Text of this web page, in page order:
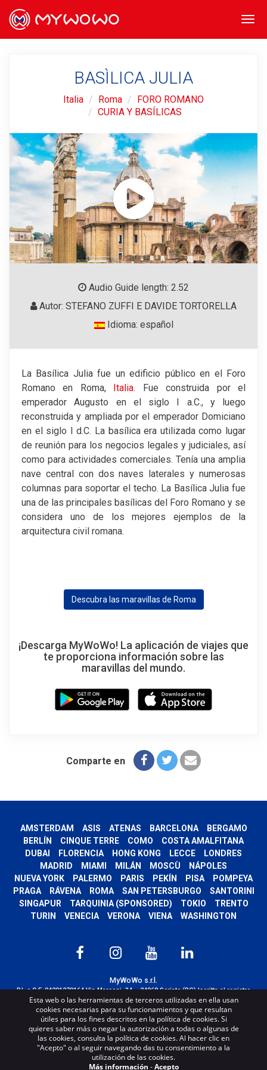
BASÌLICA JULIA
Italia Roma
FORO ROMANO
CURIA Y BASÍLICAS
Audio Guide length: 2.52
Autor: STEFANO ZUFFI E DAVIDE TORTORELLA
Idioma: español
La Basílica Julia fue un edificio público en el Foro
Romano en Roma,
Italia. Fue construida por el
emperador Augusto en el siglo I a.C., y luego
reconstruida y ampliada por el emperador Domiciano
en el siglo I d.C. La basílica era utilizada como lugar
de reunión para los negocios legales y judiciales, así
como para actividades comerciales. Tenía una amplia
nave central con dos naves laterales y numerosas
columnas para soportar el techo. La Basílica Julia fue
una de las principales basílicas del Foro Romano y se
considera uno de los mejores ejemplos de la
arquitectura civil romana.
Descubra las maravillas de Roma
¡Descarga MyWoWo! La aplicación de viajes que
te proporciona información sobre las
maravillas del mundo.
Comparte en
AMSTERDAM ASIS ATENAS BARCELONA
BERGAMO
BERLÍN
CINQUE TERRE COMO
COSTA AMALFITANA
DUBAI
FLORENCIA HONG KONG LECCE
LONDRES
MADRID
MIAMI MILÁN MOSCÙ
NÁPOLES
NUEVA YORK
PALERMO PARIS PEKÍN PISA
POMPEYA
PRAGA
RÁVENA ROMA SAN PETERSBURGO
SANTORINI
SINGAPUR
TARQUINIA (SPONSORED) TOKIO
TRENTO
TURIN
VENECIA VERONA VIENA WASHINGTON
MyWoWo s.r.l.
P.I. e C.F. 04201270164 Via Marconi, 34 – 24068 Seriate (BG) Iscritta al registro
delle imprese di Bergamo con n° iscrizione 443941 – Cap.Soc. € 100.000,00 i.v.
TERMS AND CONDITIONS-CREDITS
Esta web o las herramientas de terceros utilizadas en ella usan
cookies necesarias para su funcionamientos y que resultan
útiles para los fines descritos en la política de cookies. Si
quieres saber más o negar la autorización a todas o algunas de
las cookies, consulta la política de cookies. Al hacer clic en
"Acepto" o al seguir navegando das tu consentimiento a la
utilización de las cookies.
Más información -Acepto